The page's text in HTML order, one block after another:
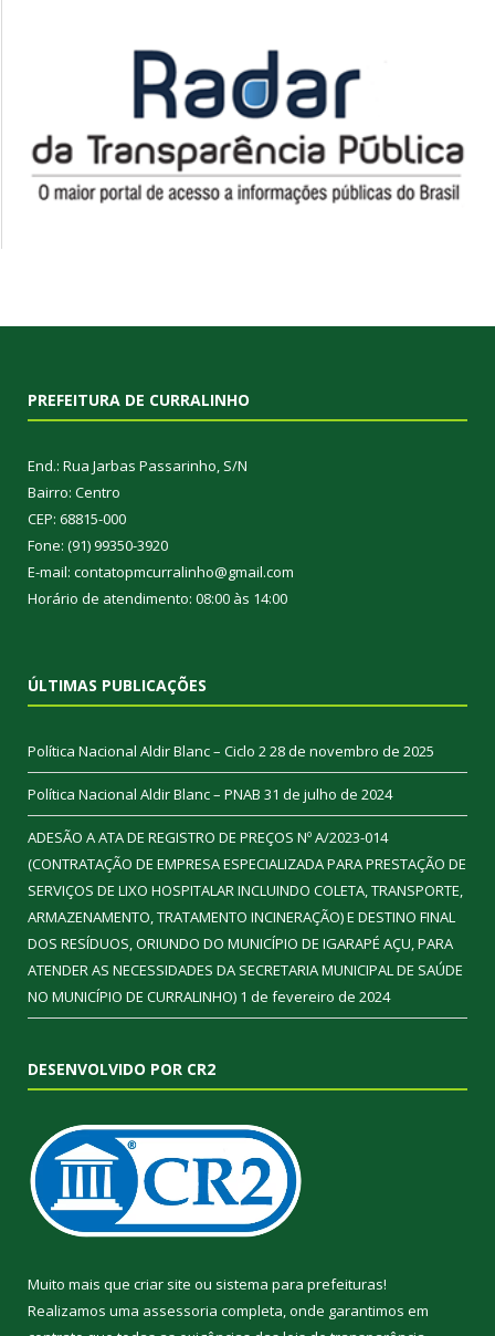
PREFEITURA DE CURRALINHO
End.: Rua Jarbas Passarinho, S/N
Bairro: Centro
CEP: 68815-000
Fone: (91) 99350-3920
E-mail: contatopmcurralinho@gmail.com
Horário de atendimento: 08:00 às 14:00
ÚLTIMAS PUBLICAÇÕES
Política Nacional Aldir Blanc – Ciclo 228 de novembro de 2025
Política Nacional Aldir Blanc – PNAB 31 de julho de 2024
ADESÃO A ATA DE REGISTRO DE PREÇOS Nº A/2023-014
(CONTRATAÇÃO DE EMPRESA ESPECIALIZADA PARA PRESTAÇÃO DE
SERVIÇOS DE LIXO HOSPITALAR INCLUINDO COLETA, TRANSPORTE,
ARMAZENAMENTO, TRATAMENTO INCINERAÇÃO) E DESTINO FINAL
DOS RESÍDUOS, ORIUNDO DO MUNICÍPIO DE IGARAPÉ AÇU, PARA
ATENDER AS NECESSIDADES DA SECRETARIA MUNICIPAL DE SAÚDE
NO MUNICÍPIO DE CURRALINHO) 1 de fevereiro de 2024
DESENVOLVIDO POR CR2
Muito mais que criar site ou sistema para prefeituras!
Realizamos uma assessoria completa, onde garantimos em